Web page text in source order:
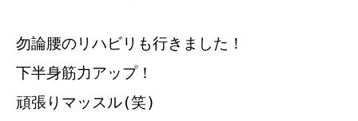
勿論腰のリハビリも行きました！
下半身筋力アップ！
頑張りマッスル(笑)